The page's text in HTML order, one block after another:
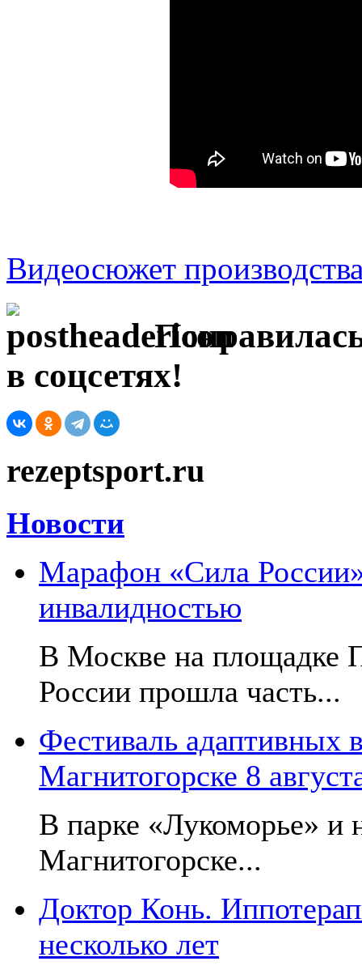
Видеосюжет
в соцсетях!
rezeptsport.ru
Новости
Марафон «Сила
инвалидностью
В Москве на площадке
России прошла часть...
Фестиваль адаптивных
Магнитогорске 8
В парке «Лукоморье» и
Магнитогорске...
Доктор Конь.
несколько лет